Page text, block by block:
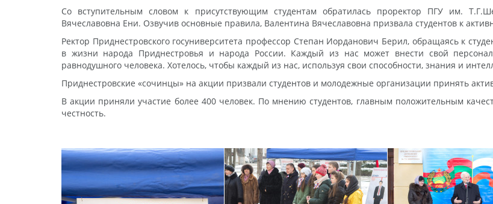
Со вступительным словом к присутствующим студентам обратилась проректор ПГУ им.
Вячеславовна Ени. Озвучив основные правила, Валентина Вячеславовна призвала студентов к
Ректор Приднестровского госуниверситета профессор Степан Иорданович Берил, обращаясь к
в жизни народа Приднестровья и народа России. Каждый из нас может внести свой
равнодушного человека. Хотелось, чтобы каждый из нас, используя свои способности, знания и
Приднестровские «сочинцы» на акции призвали студентов и молодежные организации принять
В акции приняли участие более 400 человек. По мнению студентов, главным положительным
честность.